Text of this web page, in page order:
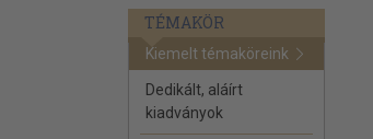
TÉMAKÖR
Kiemelt témaköreink
Dedikált, aláírt
kiadványok